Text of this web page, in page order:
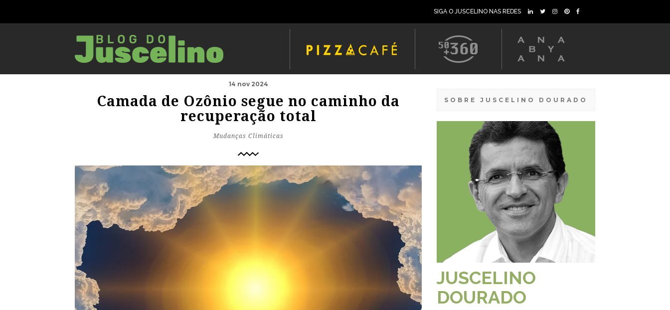
SIGA O JUSCELINO NAS REDES
14 nov 2024
Camada de Ozônio segue no caminho da
recuperação total
Mudanças Climáticas
SOBRE JUSCELINO DOURADO
JUSCELINO
DOURADO